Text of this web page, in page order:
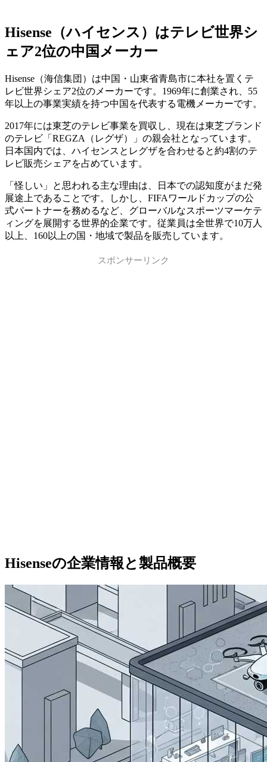
Hisense（ハイセンス）はテレビ世界シ
ェア2位の中国メーカー
Hisense（海信集団）は中国・山東省青島市に本社を置くテ
レビ世界シェア2位のメーカーです。1969年に創業され、55
年以上の事業実績を持つ中国を代表する電機メーカーです。
2017年には東芝のテレビ事業を買収し、現在は東芝ブランド
のテレビ「REGZA（レグザ）」の親会社となっています。
日本国内では、ハイセンスとレグザを合わせると約4割のテ
レビ販売シェアを占めています。
「怪しい」と思われる主な理由は、日本での認知度がまだ発
展途上であることです。しかし、FIFAワールドカップの公
式パートナーを務めるなど、グローバルなスポーツマーケテ
ィングを展開する世界的企業です。従業員は全世界で10万人
以上、160以上の国・地域で製品を販売しています。
スポンサーリンク
Hisenseの企業情報と製品概要